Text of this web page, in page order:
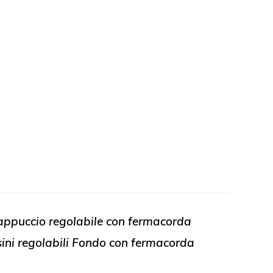
regolabile con fermacorda
regolabili Fondo con fermacorda